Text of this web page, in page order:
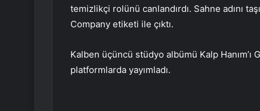
temizlikçi rolünü canlandırdı. Sahne adını
Company etiketi ile çıktı.
Kalben üçüncü stüdyo albümü Kalp
platformlarda yayımladı.